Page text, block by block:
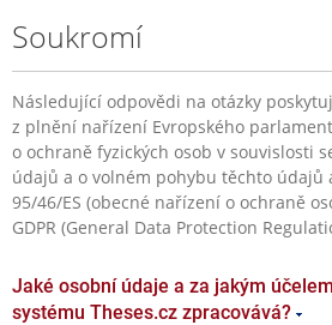
Soukromí
Následující odpovědi na otázky
z plnění nařízení Evropského
o ochraně fyzických osob v souvislosti
údajů a o volném pohybu těchto údajů
95/46/ES (obecné nařízení o ochraně
GDPR (General Data Protection
Jaké osobní údaje a za jakým
systému Theses.cz zpracovává?